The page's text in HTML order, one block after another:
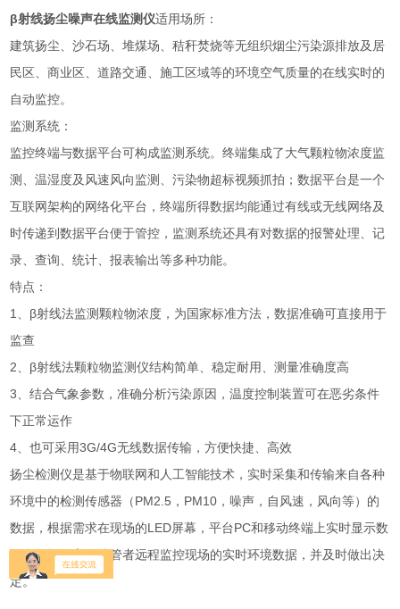
β射线扬尘噪声在线监测仪适用场所：
建筑扬尘、沙石场、堆煤场、秸秆焚烧等无组织烟尘污染源排放及居
民区、商业区、道路交通、施工区域等的环境空气质量的在线实时的
自动监控。
监测系统：
监控终端与数据平台可构成监测系统。终端集成了大气颗粒物浓度监
测、温湿度及风速风向监测、污染物超标视频抓拍；数据平台是一个
互联网架构的网络化平台，终端所得数据均能通过有线或无线网络及
时传递到数据平台便于管控，监测系统还具有对数据的报警处理、记
录、查询、统计、报表输出等多种功能。
特点：
1、β射线法监测颗粒物浓度，为国家标准方法，数据准确可直接用于
监查
2、β射线法颗粒物监测仪结构简单、稳定耐用、测量准确度高
3、结合气象参数，准确分析污染原因，温度控制装置可在恶劣条件
下正常运作
4、也可采用3G/4G无线数据传输，方便快捷、高效
扬尘检测仪是基于物联网和人工智能技术，实时采集和传输来自各种
环境中的检测传感器（PM2.5，PM10，噪声，自风速，风向等）的
数据，根据需求在现场的LED屏幕，平台PC和移动终端上实时显示数
百个数据，方便监管者远程监控现场的实时环境数据，并及时做出决
定。